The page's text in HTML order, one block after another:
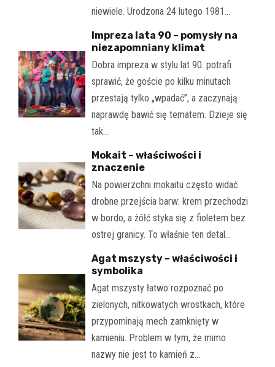
niewiele. Urodzona 24 lutego 1981…
Impreza lata 90 – pomysły na
niezapomniany klimat
Dobra impreza w stylu lat 90. potrafi
sprawić, że goście po kilku minutach
przestają tylko „wpadać”, a zaczynają
naprawdę bawić się tematem. Dzieje się
tak…
Mokait – właściwości i
znaczenie
Na powierzchni mokaitu często widać
drobne przejścia barw: krem przechodzi
w bordo, a żółć styka się z fioletem bez
ostrej granicy. To właśnie ten detal…
Agat mszysty – właściwości i
symbolika
Agat mszysty łatwo rozpoznać po
zielonych, nitkowatych wrostkach, które
przypominają mech zamknięty w
kamieniu. Problem w tym, że mimo
nazwy nie jest to kamień z…